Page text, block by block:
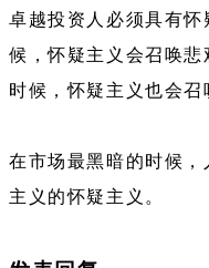
卓越投资人必须具有
候，怀疑主义会召唤
时候，怀疑主义也会召
在市场最黑暗的时候
主义的怀疑主义。